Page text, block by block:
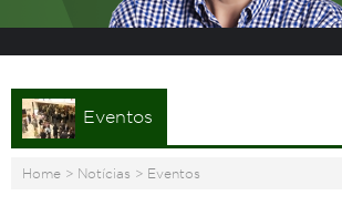
Eventos
Home > Notícias > Eventos